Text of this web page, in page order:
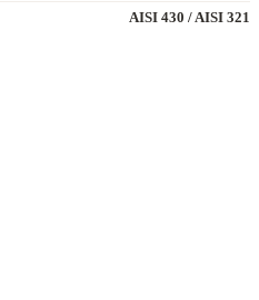
AISI 430 / AISI 321